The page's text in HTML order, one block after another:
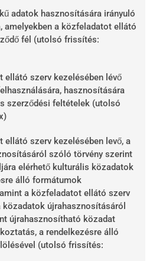
adatok hasznosítására irányuló
amelyekben a közfeladatot ellátó
fél (utolsó frissítés:
ellátó szerv kezelésében lévő
hasznosítására
szerződési feltételek (utolsó
szerv kezelésében levő, a
szóló törvény szerint
elérhető kulturális közadatok
álló formátumok
a közfeladatot ellátó szerv
közadatok újrahasznosításáról
újrahasznosítható közadat
a rendelkezésre álló
(utolsó frissítés: